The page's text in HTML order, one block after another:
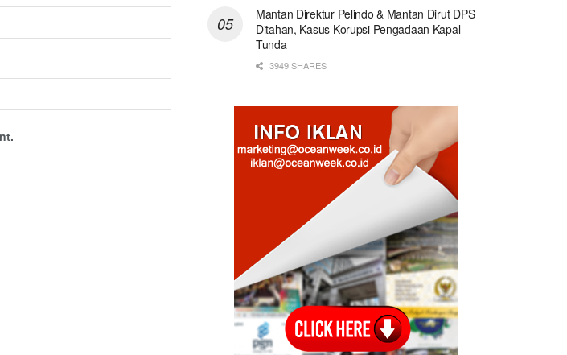
Mantan Direktur Pelindo & Mantan Dirut DPS
Ditahan, Kasus Korupsi Pengadaan Kapal
Tunda
3949 SHARES